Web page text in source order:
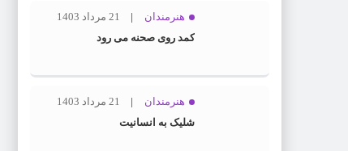
هنرمندان
21 مرداد 1403
کمد روی صحنه می رود
هنرمندان
21 مرداد 1403
شلیک به انسانیت